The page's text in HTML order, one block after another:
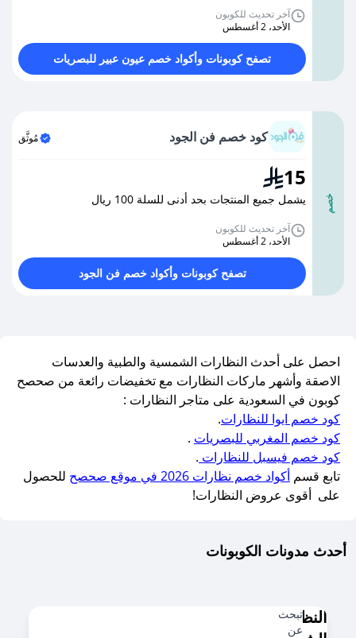
آخر تحديث للكوبون
الأحد، 2 أغسطس
تصفح كوبونات وأكواد خصم عيون عبير للبصريات
خصم
كود خصم فن الجود مُوثَّق
15
يشمل جميع المنتجات بحد أدنى للسلة 100 ريال
آخر تحديث للكوبون
الأحد، 2 أغسطس
تصفح كوبونات وأكواد خصم فن الجود
احصل على أحدث النظارات الشمسية والطبية والعدسات
الاصقة وأشهر ماركات النظارات مع تخفيضات رائعة من صحصح
كوبون في السعودية على متاجر النظارات :
كود خصم ايوا للنظارات.
كود خصم المغربي للبصريات .
كود خصم فيسبل للنظارات .
تابع قسم أكواد خصم نظارات 2026 في موقع صحصح
للحصول
على أقوى عروض النظارات!
أحدث مدونات الكوبونات
النظارات
تبحث
عن